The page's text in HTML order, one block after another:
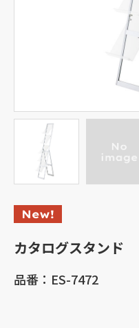
カタログスタンド
品番：ES-7472